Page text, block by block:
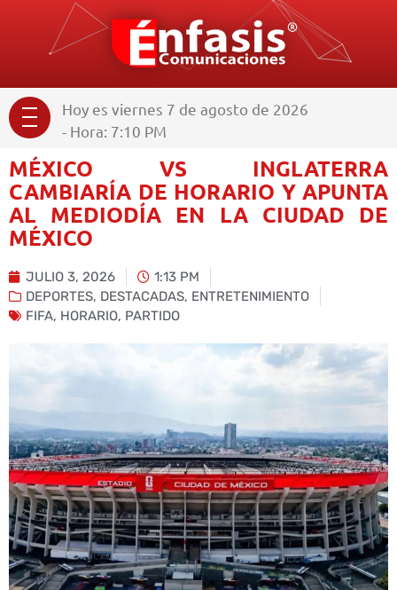
Hoy es viernes 7 de agosto de 2026
- Hora: 7:10 PM
MÉXICO VS INGLATERRA
CAMBIARÍA DE HORARIO Y APUNTA
AL MEDIODÍA EN LA CIUDAD DE
MÉXICO
JULIO 3, 2026
1:13 PM
DEPORTES, DESTACADAS, ENTRETENIMIENTO
FIFA, HORARIO, PARTIDO